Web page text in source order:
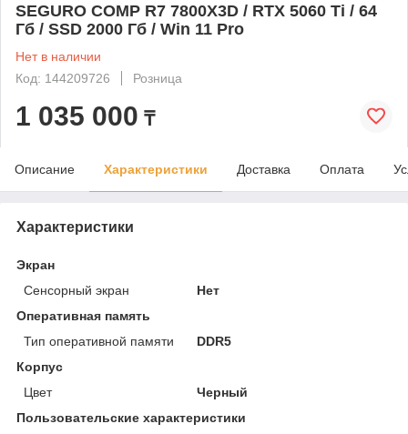
SEGURO COMP R7 7800X3D / RTX 5060 Ti / 64
Гб / SSD 2000 Гб / Win 11 Pro
Нет в наличии
Код: 144209726
Розница
1 035 000 ₸
Описание Характеристики Доставка Оплата
Характеристики
Экран
Сенсорный экран
Нет
Оперативная память
Тип оперативной памяти
DDR5
Корпус
Цвет
Черный
Пользовательские характеристики